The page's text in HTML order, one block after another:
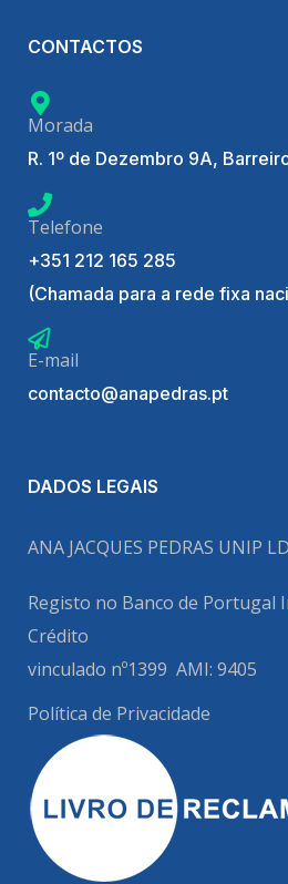
CONTACTOS
Morada
R. 1º de Dezembro 9A,
Telefone
+351 212 165 285
(Chamada para a rede fixa
E-mail
contacto@anapedras.pt
DADOS LEGAIS
ANA JACQUES PEDRAS UNIP
Registo no Banco de Portugal
Crédito
vinculado nº1399 AMI: 9405
Política de Privacidade